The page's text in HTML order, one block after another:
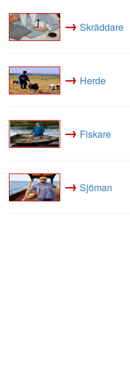
→ Skräddare
→ Herde
→ Fiskare
→ Sjöman